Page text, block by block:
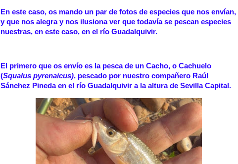
En este caso, os mando un par de fotos de especies que nos envían,
y que nos alegra y nos ilusiona ver que todavía se pescan especies
nuestras, en este caso, en el río Guadalquivir.
El primero que os envío es la pesca de un Cacho, o Cachuelo
(Squalus pyrenaicus), pescado por nuestro compañero Raúl
Sánchez Pineda en el río Guadalquivir a la altura de Sevilla Capital.